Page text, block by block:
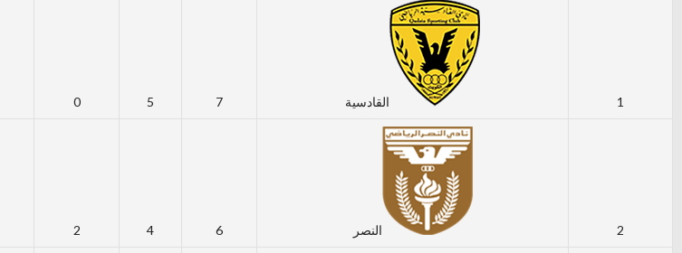
1 القادسية 7
5
0
2 النصر 6
4
2